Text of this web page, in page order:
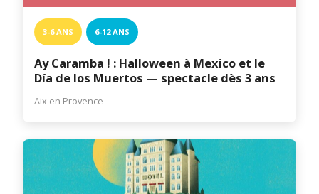
3-6 ANS 6-12 ANS
Ay Caramba ! : Halloween à Mexico et le
Día de los Muertos — spectacle dès 3 ans
Aix en Provence